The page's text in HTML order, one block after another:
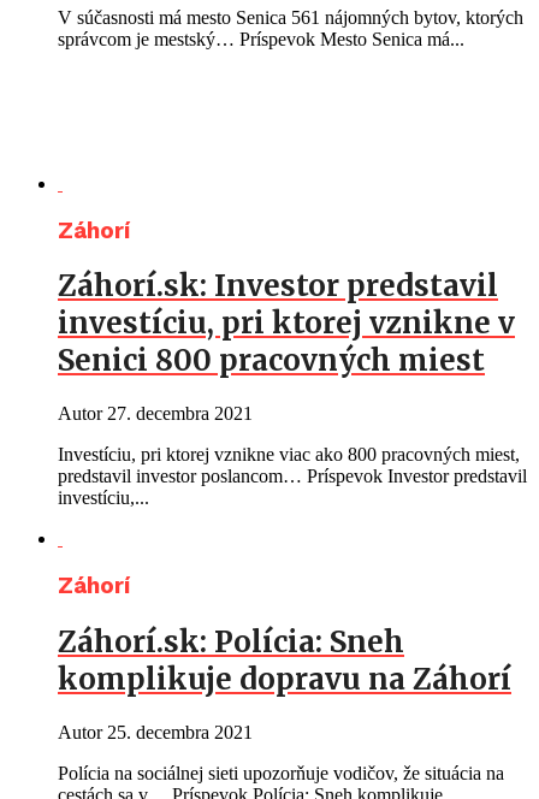
V súčasnosti má mesto Senica 561 nájomných bytov, ktorých
správcom je mestský… Príspevok Mesto Senica má...
Záhorí
Záhorí.sk: Investor predstavil
investíciu, pri ktorej vznikne v
Senici 800 pracovných miest
Autor 27. decembra 2021
Investíciu, pri ktorej vznikne viac ako 800 pracovných miest,
predstavil investor poslancom… Príspevok Investor predstavil
investíciu,...
Záhorí
Záhorí.sk: Polícia: Sneh
komplikuje dopravu na Záhorí
Autor 25. decembra 2021
Polícia na sociálnej sieti upozorňuje vodičov, že situácia na
cestách sa v… Príspevok Polícia: Sneh komplikuje...